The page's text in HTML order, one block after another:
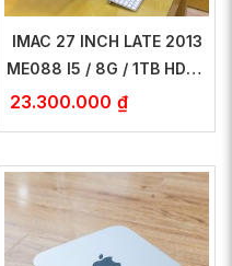
IMAC 27 INCH LATE 2013
ME088 I5 / 8G / 1TB HDD /
VGA GTX 755M 1G – NEW
23.300.000 ₫